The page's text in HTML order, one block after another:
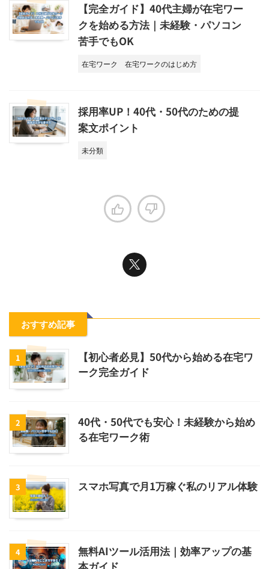
【完全ガイド】40代主婦が在宅ワー
クを始める方法｜未経験・パソコン
苦手でもOK
在宅ワーク 在宅ワークのはじめ方
採用率UP！40代・50代のための提
案文ポイント
未分類
おすすめ記事
1
【初心者必見】50代から始める在宅ワ
ーク完全ガイド
2
40代・50代でも安心！未経験から始め
る在宅ワーク術
3 スマホ写真で月1万稼ぐ私のリアル体験
4
無料AIツール活用法｜効率アップの基
本ガイド